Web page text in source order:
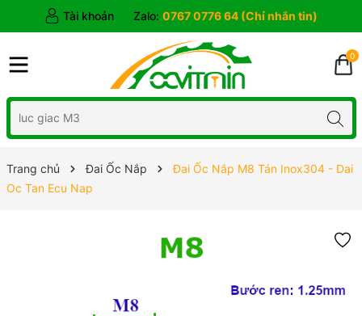
Tài khoản Zalo: 0767 0776 64 (Chỉ nhắn tin)
0
Trang chủ Đai Ốc Nắp
Đai Ốc Nắp M8 Tán Inox304 - Dai
Oc Tan Ecu Nap